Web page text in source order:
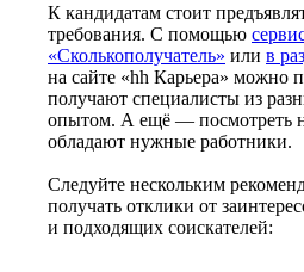
К кандидатам стоит
требования. С помощью
«Сколькополучатель» или в
на сайте «hh Карьера» можно
получают специалисты из
опытом. А ещё — посмотреть
обладают нужные работники.
Следуйте нескольким
получать отклики от
и подходящих соискателей: